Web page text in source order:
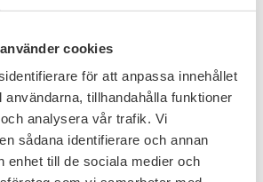
cookies
för att anpassa innehållet
användarna, tillhandahålla funktioner
analysera vår trafik. Vi
sådana identifierare och annan
enhet till de sociala medier och